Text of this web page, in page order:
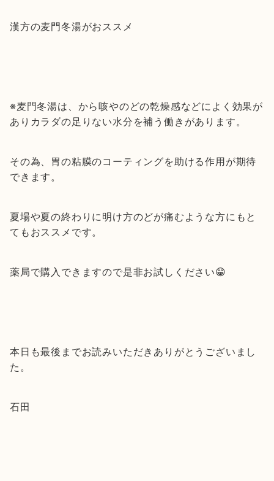
漢方の麦門冬湯がおススメ
※麦門冬湯は、から咳やのどの乾燥感などによく効果が
ありカラダの足りない水分を補う働きがあります。
その為、胃の粘膜のコーティングを助ける作用が期待
できます。
夏場や夏の終わりに明け方のどが痛むような方にもと
てもおススメです。
薬局で購入できますので是非お試しください😁
本日も最後までお読みいただきありがとうございまし
た。
石田